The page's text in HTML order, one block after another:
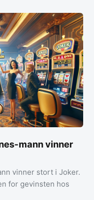
mann vinner
vinner stort i Joker.
for gevinsten hos